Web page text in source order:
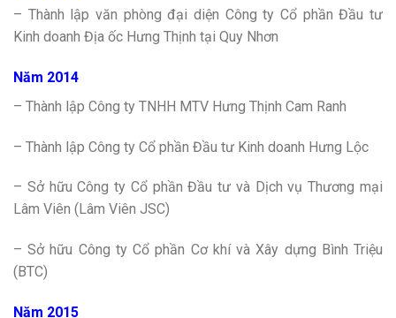
– Thành lập văn phòng đại diện Công ty Cổ phần Đầu tư
Kinh doanh Địa ốc Hưng Thịnh tại Quy Nhơn
Năm 2014
– Thành lập Công ty TNHH MTV Hưng Thịnh Cam Ranh
– Thành lập Công ty Cổ phần Đầu tư Kinh doanh Hưng Lộc
– Sở hữu Công ty Cổ phần Đầu tư và Dịch vụ Thương mại
Lâm Viên (Lâm Viên JSC)
– Sở hữu Công ty Cổ phần Cơ khí và Xây dựng Bình Triệu
(BTC)
Năm 2015